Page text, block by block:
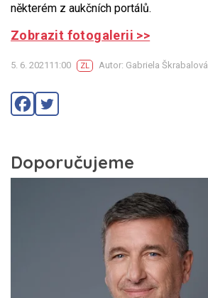
některém z aukčních portálů.
Zobrazit fotogalerii >>
5. 6. 202111:00 ZL Autor: Gabriela Škrabalová